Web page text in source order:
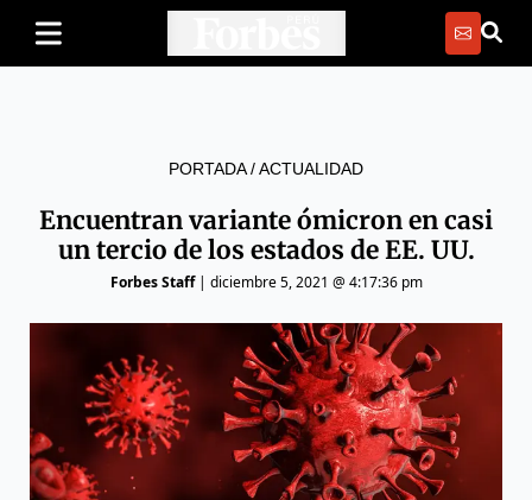
PORTADA/ACTUALIDAD
Encuentran variante ómicron en casi
un tercio de los estados de EE. UU.
Forbes Staff| diciembre 5, 2021 @ 4:17:36 pm